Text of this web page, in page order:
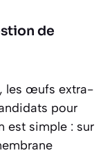
de
les œufs extra-
pour
est simple : sur